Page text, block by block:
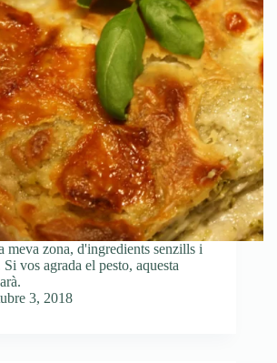
meva zona, d'ingredients senzills i
vos agrada el pesto, aquesta
3, 2018